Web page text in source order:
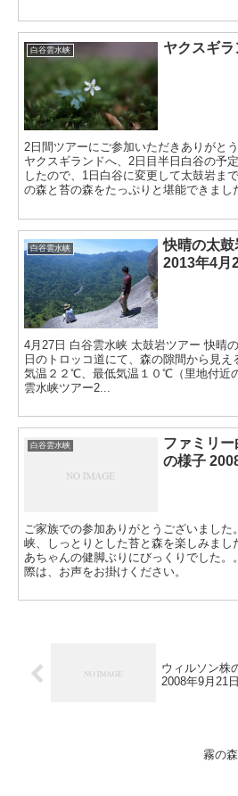
白谷雲水峡 ヤクスギ
2日間ツアーにご参加いただきありがと
ヤクスギランドへ、2日目半日白谷の予
したので、1日白谷に変更して太鼓岩ま
の森と苔の森をたっぷりと堪能できまし
白谷雲水峡
快晴の太
2013年4月
4月27日 白谷雲水峡 太鼓岩ツアー 快晴
日のトロッコ道にて、森の隙間から見
気温２２℃、最低気温１０℃（里地付近
雲水峡ツアー2...
白谷雲水峡
ファミリ
の様子
ご家族での参加ありがとうございまし
峡、しっとりとした苔と森を楽しみまし
あちゃんの健脚ぶりにびっくりでした
際は、お声をお掛けください。
ウィルソン株
2008年9月21日
霧の森